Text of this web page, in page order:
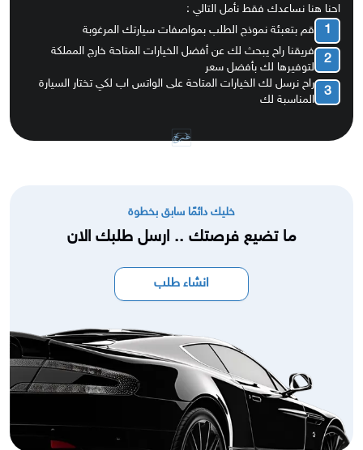
احنا هنا نساعدك فقط نأمل التالي :
1 قم بتعبئة نموذج الطلب بمواصفات سيارتك المرغوبة
2
فريقنا راح يبحث لك عن أفضل الخيارات المتاحة خارج المملكة
لتوفيرها لك بأفضل سعر
3
راح نرسل لك الخيارات المتاحة على الواتس اب لكي تختار السيارة
المناسبة لك
خليك دائمًا سابق بخطوة
ما تضيع فرصتك .. ارسل طلبك الان
انشاء طلب